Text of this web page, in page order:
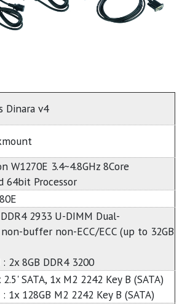
Dinara v4
W1270E 3.4~4.8GHz 8Core
64bit Processor
2933 U-DIMM Dual-
buffer non-ECC/ECC (up to 32GB
2x 8GB DDR4 3200
SATA, 1x M2 2242 Key B (SATA)
1x 128GB M2 2242 Key B (SATA)